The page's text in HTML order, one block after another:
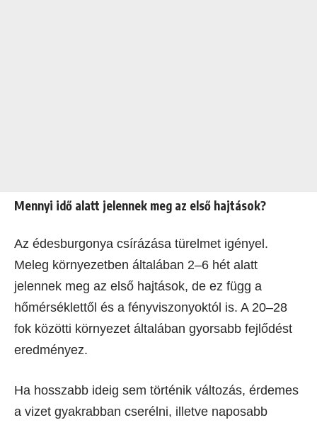
Mennyi idő alatt jelennek meg az első hajtások?
Az édesburgonya csírázása türelmet igényel.
Meleg környezetben általában 2–6 hét alatt
jelennek meg az első hajtások, de ez függ a
hőmérséklettől és a fényviszonyoktól is. A 20–28
fok közötti környezet általában gyorsabb fejlődést
eredményez.
Ha hosszabb ideig sem történik változás, érdemes
a vizet gyakrabban cserélni, illetve naposabb